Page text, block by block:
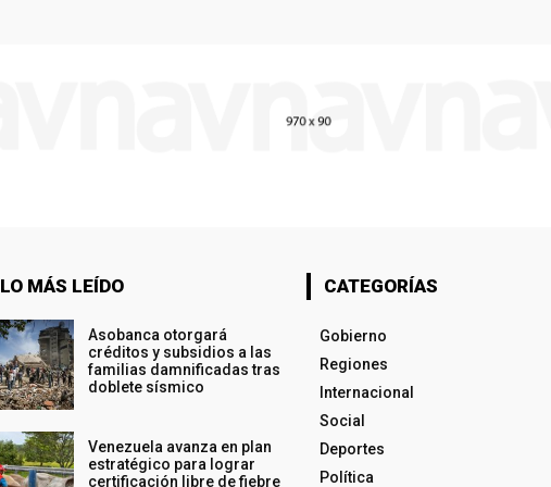
LO MÁS LEÍDO
Asobanca otorgará
créditos y subsidios a las
familias damnificadas tras
doblete sísmico
Venezuela avanza en plan
estratégico para lograr
certificación libre de fiebre
CATEGORÍAS
Gobierno
Regiones
Internacional
Social
Deportes
Política